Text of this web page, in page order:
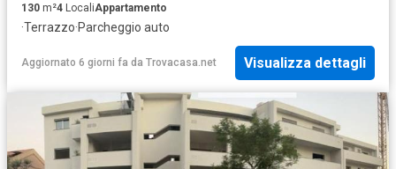
130 m²4 LocaliAppartamento
·Terrazzo·Parcheggio auto
Aggiornato 6 giorni fa da Trovacasa.net Visualizza dettagli